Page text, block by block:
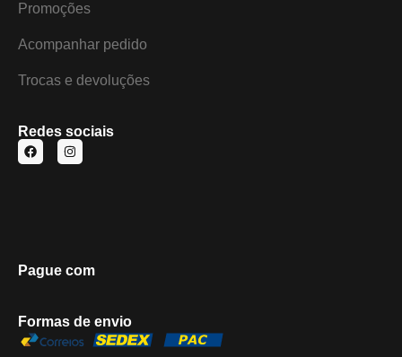
Promoções
Acompanhar pedido
Trocas e devoluções
Redes sociais
Pague com
Formas de envio